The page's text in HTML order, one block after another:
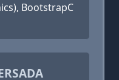
BootstrapC